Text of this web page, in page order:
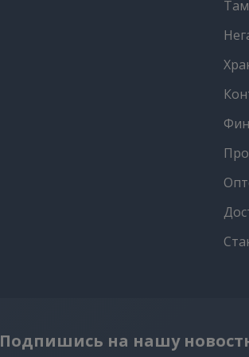
Подпишись на нашу